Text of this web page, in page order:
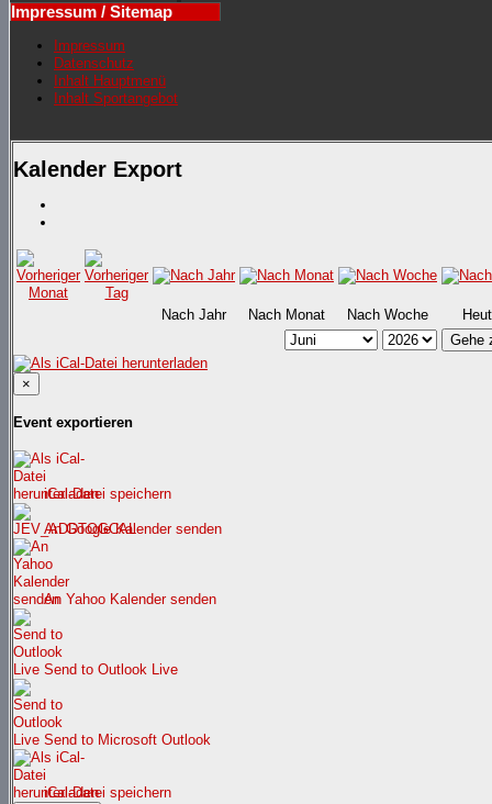
Impressum / Sitemap
Impressum
Datenschutz
Inhalt Hauptmenü
Inhalt Sportangebot
Kalender Export
Nach Jahr Nach Monat Nach Woche
Gehe
×
Event exportieren
iCal-Datei speichern
An Google Kalender senden
An Yahoo Kalender senden
Send to Outlook Live
Send to Microsoft Outlook
iCal-Datei speichern